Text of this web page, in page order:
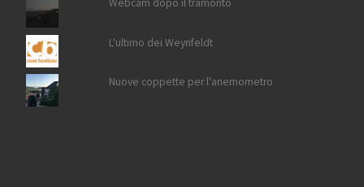
Webcam dopo il tramonto
L'ultimo dei Weynfeldt
Nuove coppette per l'anemometro